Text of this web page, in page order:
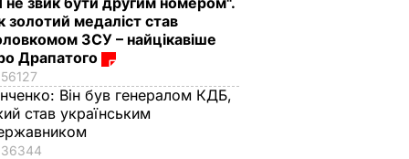
золотий медаліст став
ЗСУ – найцікавіше
Драпатого
56127
Він був генералом КДБ,
став українським
36344